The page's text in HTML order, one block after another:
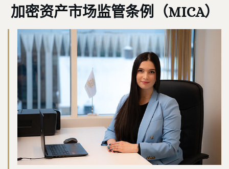
加密资产市场监管条例（MICA）